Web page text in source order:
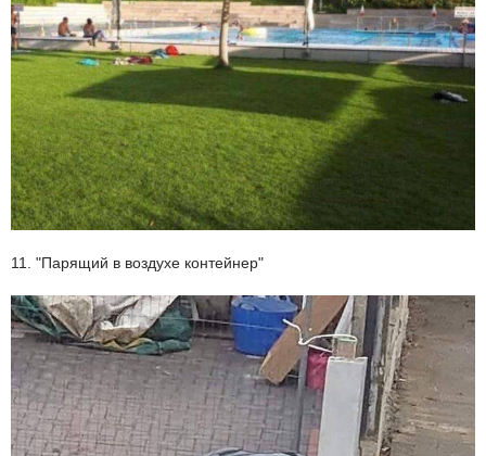
11. "Парящий в воздухе контейнер"